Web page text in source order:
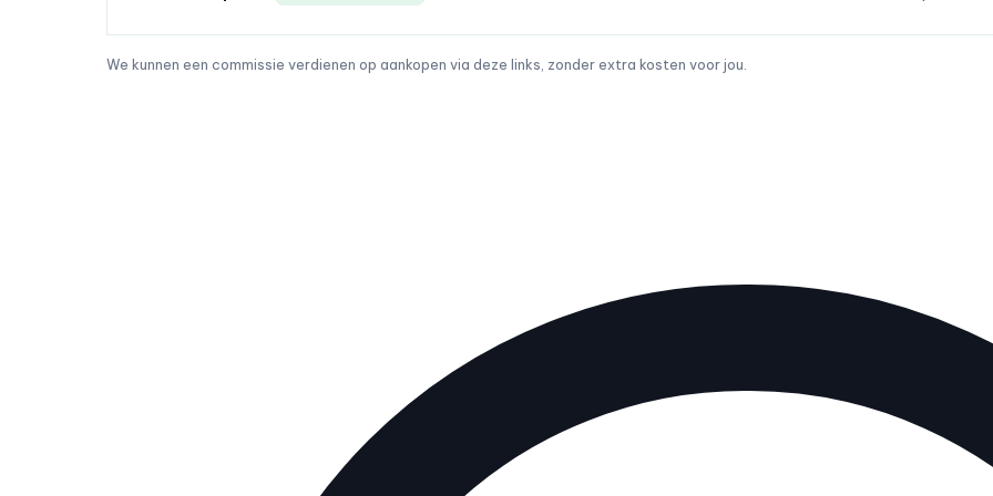
We kunnen een commissie verdienen op aankopen via deze links, zonder extra kosten voor jou.